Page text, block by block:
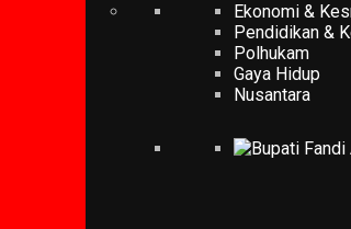
Ekonomi &
Pendidikan &
Polhukam
Gaya Hidup
Nusantara